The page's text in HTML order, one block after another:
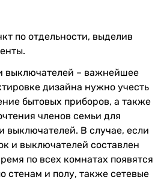
по отдельности, выделив
выключателей – важнейшее
дизайна нужно учесть
бытовых приборов, а также
членов семьи для
выключателей. В случае, если
и выключателей составлен
по всех комнатах появятся
стенам и полу, также сетевые